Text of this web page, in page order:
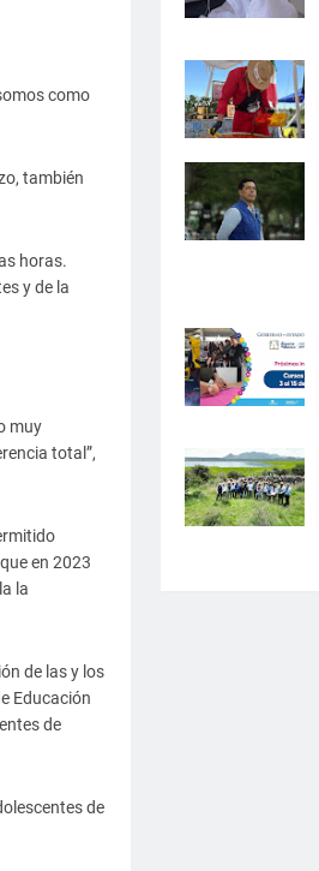
como
también
horas.
y de la
muy
total”,
en 2023
la
de las y los
Educación
de
de